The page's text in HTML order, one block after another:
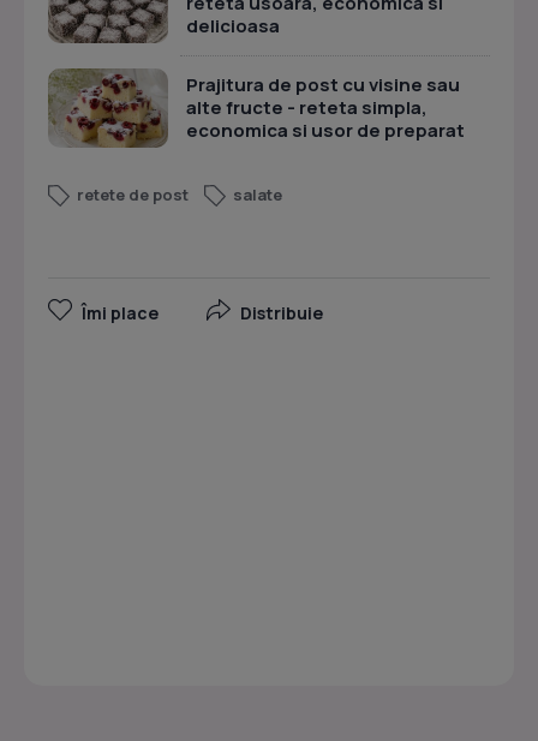
delicioasa
Prajitura de post cu visine sau
alte fructe - reteta simpla,
economica si usor de preparat
retete de post salate
Îmi place Distribuie